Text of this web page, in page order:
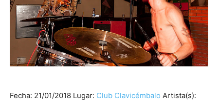
Fecha: 21/01/2018 Lugar: Club Clavicémbalo Artista(s):